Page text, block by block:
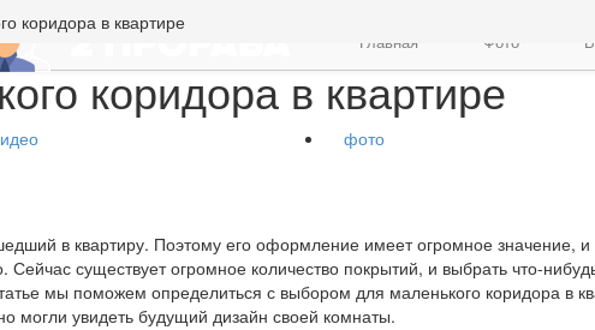
Главная Фото
коридора в квартире
коридора в квартире
фото
в квартиру. Поэтому его оформление имеет огромное значение, и
существует огромное количество покрытий, и выбрать что-
мы поможем определиться с выбором для маленького коридора в
могли увидеть будущий дизайн своей комнаты.